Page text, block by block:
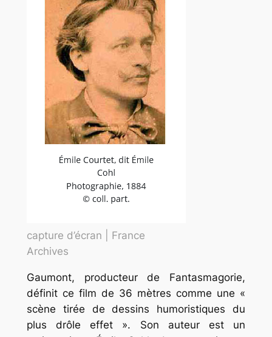
capture d’écran | France
Archives
Gaumont, producteur de Fantasmagorie,
définit ce film de 36 mètres comme une «
scène tirée de dessins humoristiques du
plus drôle effet ». Son auteur est un